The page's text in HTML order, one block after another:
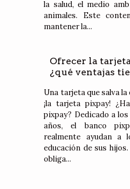
la salud, el medio
animales. Este
mantener la...
Ofrecer la
¿qué ventajas
Una tarjeta que salva
¡la tarjeta pixpay!
pixpay? Dedicado a
años, el banco
realmente ayudan
educación de sus
obliga...